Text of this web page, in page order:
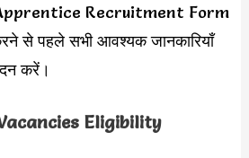
Recruitment Form
से पहले सभी आवश्यक जानकारियाँ
करें।
Eligibility